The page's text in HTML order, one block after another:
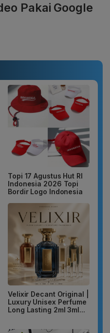
Pakai Google
Topi 17 Agustus Hut RI
Indonesia 2026 Topi
Bordir Logo Indonesia
Velixir Decant Original |
Luxury Unisex Perfume
Long Lasting 2ml 3ml...